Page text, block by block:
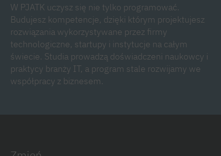
W PJATK uczysz się nie tylko programować.
Budujesz kompetencje, dzięki którym projektujesz
rozwiązania wykorzystywane przez firmy
technologiczne, startupy i instytucje na całym
świecie. Studia prowadzą doświadczeni naukowcy i
praktycy branży IT, a program stale rozwijamy we
współpracy z biznesem.